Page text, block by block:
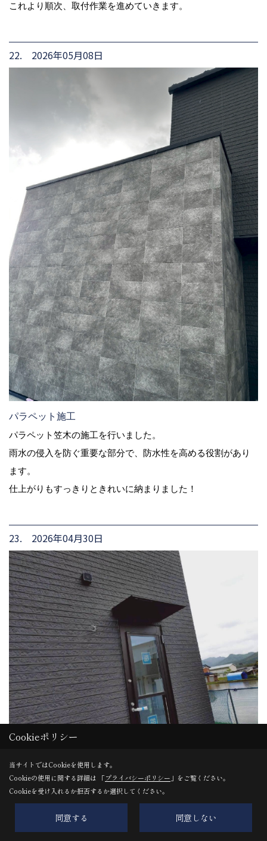
これより順次、取付作業を進めていきます。
22. 2026年05月08日
パラペット施工
パラペット笠木の施工を行いました。
雨水の侵入を防ぐ重要な部分で、防水性を高める役割があり
ます。
仕上がりもすっきりときれいに納まりました！
23. 2026年04月30日
勝手口には、コーンバイザー（庇）の取り付けを行いまし
た。
Cookieポリシー
当サイトではCookieを使用します。
Cookieの使用に関する詳細は 「プライバシーポリシー 」をご覧ください。
Cookieを受け入れるか拒否するか選択してください。
同意する 同意しない